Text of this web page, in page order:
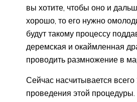
вы хотите, чтобы оно и
хорошо, то его нужно
будут такому процессу
деремская и окаймленная
проводить размножение в
Сейчас насчитывается всего
проведения этой процедуры.